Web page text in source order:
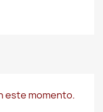
este momento.